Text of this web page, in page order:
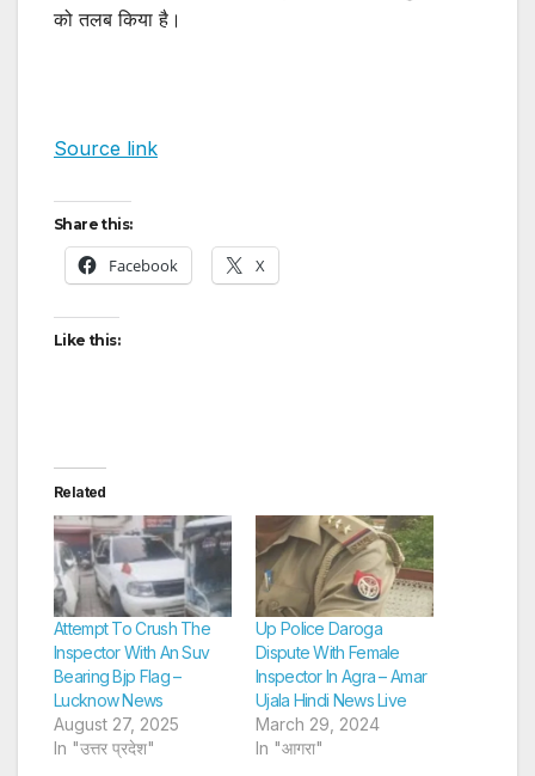
को तलब किया है।
Source link
Share this:
Facebook X
Like this:
Related
Attempt To Crush The
Inspector With An Suv
Bearing Bjp Flag –
Lucknow News
August 27, 2025
In "उत्तर प्रदेश"
Up Police Daroga
Dispute With Female
Inspector In Agra – Amar
Ujala Hindi News Live
March 29, 2024
In "आगरा"